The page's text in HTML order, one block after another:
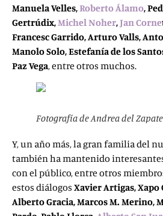
Manuela Velles,Roberto Álamo,
Gertrúdix,Michel Noher,Jan Corne
Francesc Garrido, Arturo Valls,
Manolo Solo, Estefanía de los
Paz Vega, entre otros muchos.
Fotografía de Andrea del
Y, un año más, la gran familia del
también ha mantenido
con el público, entre otros
estos diálogos Xavier Artigas,
Alberto Gracia, Marcos M. Merino,